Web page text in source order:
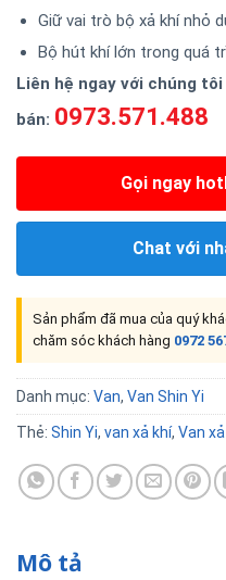
Giữ vai trò bộ xả khí nhỏ
Bộ hút khí lớn trong quá
Liên hệ ngay với chúng
bán: 0973.571.488
Gọi ngay
Chat với
Sản phẩm đã mua của quý
chăm sóc khách hàng 0972
Danh mục: Van, Van Shin Yi
Thẻ: Shin Yi, van xả khí, Van
Mô tả